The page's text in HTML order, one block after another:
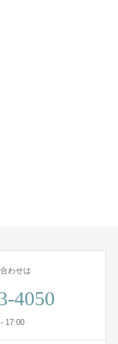
わせは
4050
17:00